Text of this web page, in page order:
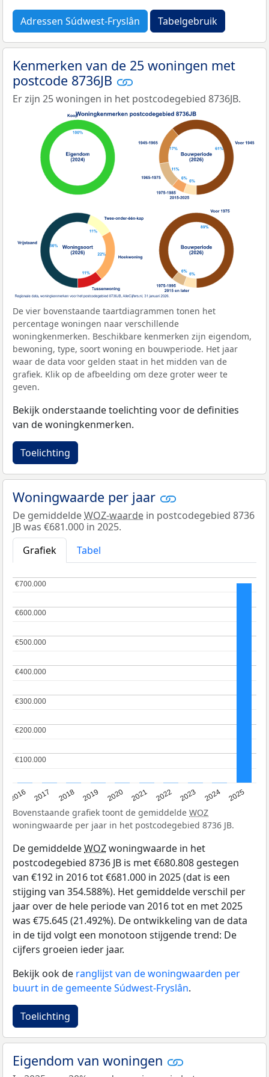
Adressen Súdwest-Fryslân Tabelgebruik
Kenmerken van de 25 woningen met
postcode 8736JB
Er zijn 25 woningen in het postcodegebied 8736JB.
De vier bovenstaande taartdiagrammen tonen het
percentage woningen naar verschillende
woningkenmerken. Beschikbare kenmerken zijn eigendom,
bewoning, type, soort woning en bouwperiode. Het jaar
waar de data voor gelden staat in het midden van de
grafiek. Klik op de afbeelding om deze groter weer te
geven.
Bekijk onderstaande toelichting voor de definities
van de woningkenmerken.
Toelichting
Woningwaarde per jaar
De gemiddeldeWOZ-waarde in postcodegebied 8736
JB was €681.000 in 2025.
Grafiek
Tabel
2016 2017 2018 2019 2020 2021 2022 2023 2024 2025
€100.000
€100.000
€200.000
€200.000
€300.000
€300.000
€400.000
€400.000
€500.000
€500.000
€600.000
€600.000
€700.000
€700.000
Bovenstaande grafiek toont de gemiddelde WOZ
woningwaarde per jaar in het postcodegebied 8736 JB.
De gemiddeldeWOZwoningwaarde in het
postcodegebied 8736 JB is met €680.808 gestegen
van €192 in 2016 tot €681.000 in 2025 (dat is een
stijging van 354.588%). Het gemiddelde verschil per
jaar over de hele periode van 2016 tot en met 2025
was €75.645 (21.492%). De ontwikkeling van de data
in de tijd volgt een monotoon stijgende trend: De
cijfers groeien ieder jaar.
Bekijk ook de ranglijst van de woningwaarden per
buurt in de gemeente Súdwest-Fryslân.
Toelichting
Eigendom van woningen